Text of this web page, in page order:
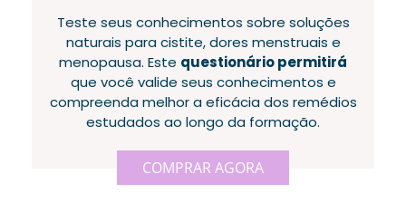
Teste seus conhecimentos sobre soluções
naturais para cistite, dores menstruais e
menopausa. Este questionário permitirá
que você valide seus conhecimentos e
compreenda melhor a eficácia dos remédios
estudados ao longo da formação.
COMPRAR AGORA